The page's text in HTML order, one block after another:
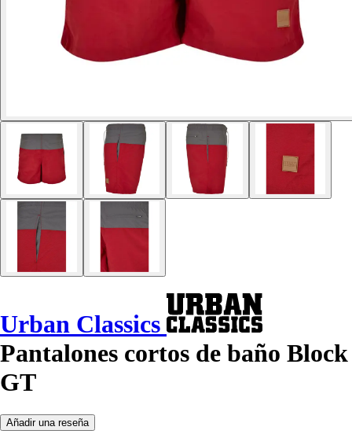
Urban Classics
Pantalones cortos de baño Block
GT
Añadir una reseña